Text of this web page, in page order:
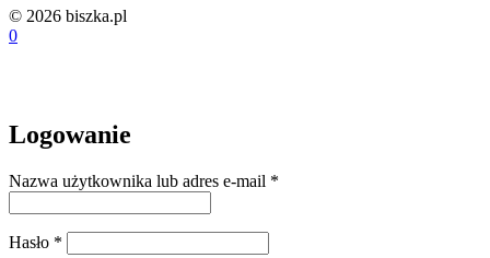
© 2026 biszka.pl
0
Logowanie
Nazwa użytkownika lub adres e-mail *
Hasło *